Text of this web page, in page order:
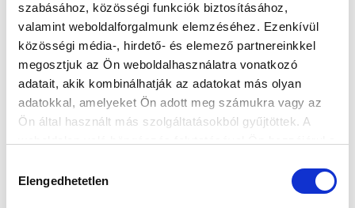
szabásához, közösségi funkciók biztosításához,
valamint weboldalforgalmunk elemzéséhez. Ezenkívül
közösségi média-, hirdető- és elemező partnereinkkel
megosztjuk az Ön weboldalhasználatra vonatkozó
adatait, akik kombinálhatják az adatokat más olyan
adatokkal, amelyeket Ön adott meg számukra vagy az
Ön által használt más szolgáltatásokból gyűjtöttek. A
kiválasztása
Elengedhetetlen